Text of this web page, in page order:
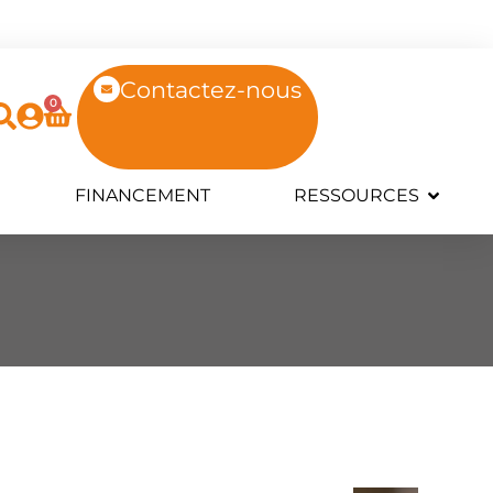
0 Contactez-nous
FINANCEMENT RESSOURCES